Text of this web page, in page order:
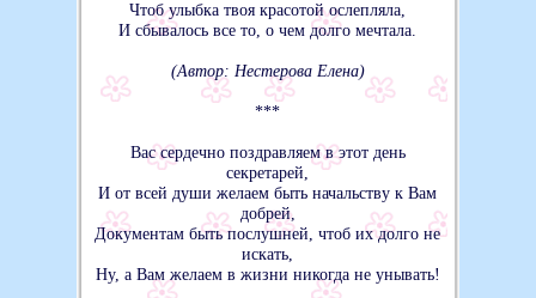
Чтоб улыбка твоя красотой ослепляла,
И сбывалось все то, о чем долго мечтала.
(Автор: Нестерова Елена)
***
Вас сердечно поздравляем в этот день
секретарей,
И от всей души желаем быть начальству к Вам
добрей,
Документам быть послушней, чтоб их долго не
искать,
Ну, а Вам желаем в жизни никогда не унывать!